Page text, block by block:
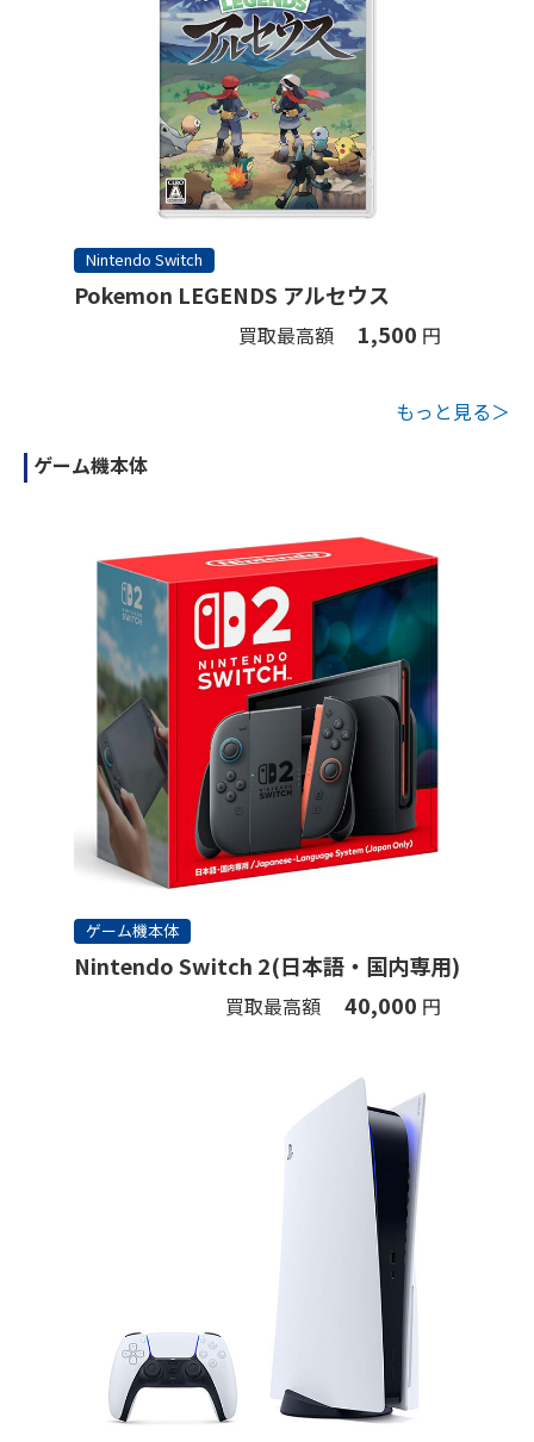
Nintendo Switch
Pokemon LEGENDS アルセウス
買取最高額 1,500 円
もっと見る＞
ゲーム機本体
ゲーム機本体
Nintendo Switch 2(日本語・国内専用)
買取最高額 40,000 円